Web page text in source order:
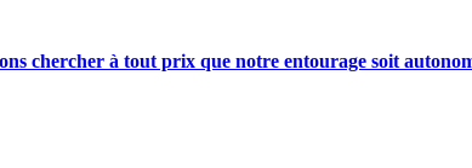
chercher à tout prix que notre entourage soit